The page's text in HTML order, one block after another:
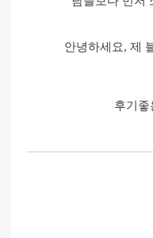
안녕하세요, 제
후기좋